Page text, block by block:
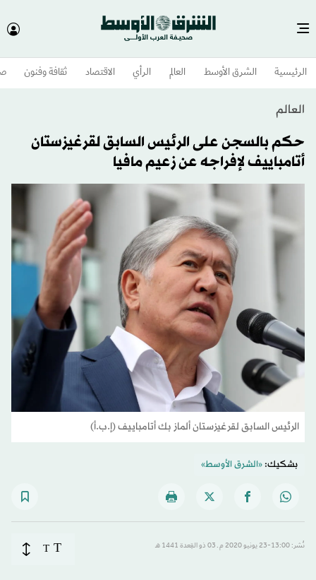
الرئيسية الشرق الأوسط​ العالم الرأي الاقتصاد ثقافة وفنون
العالم
حكم بالسجن على الرئيس السابق لقرغيزستان
أتامباييف لإفراجه عن زعيم مافيا
الرئيس السابق لقرغيزستان ألماز بك أتامباييف (إ.ب.أ)
بشكيك:«الشرق الأوسط»
نُشر: 13:00-23 يونيو 2020 م ـ 03 ذو القِعدة 1441 هـ T
T